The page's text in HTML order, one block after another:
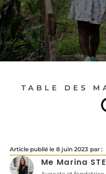
Article publié le 8 juin 2023 par :
Me Marina
TABLE DES